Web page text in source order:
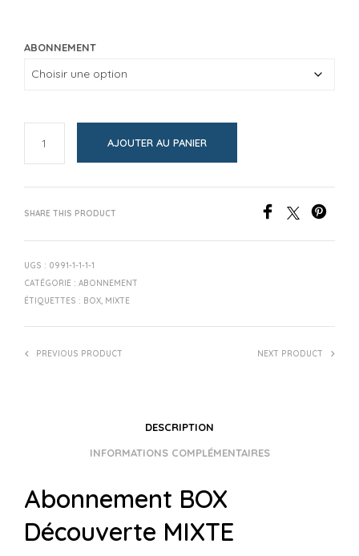
ABONNEMENT
AJOUTER AU PANIER
SHARE THIS PRODUCT
UGS : 0991-1-1-1-1
CATÉGORIE : ABONNEMENT
ÉTIQUETTES : BOX MIXTE
PREVIOUS PRODUCT NEXT PRODUCT
DESCRIPTION
INFORMATIONS COMPLÉMENTAIRES
Abonnement BOX
Découverte MIXTE